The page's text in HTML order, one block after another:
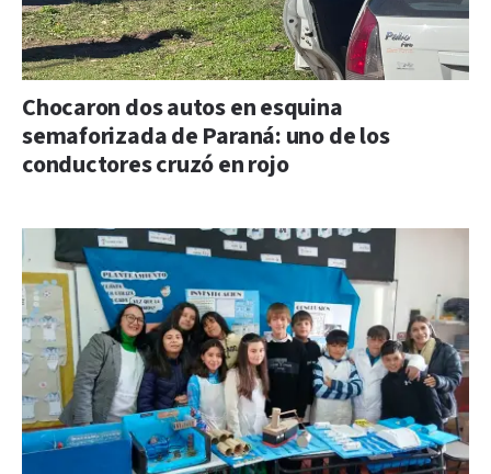
Chocaron dos autos en esquina
semaforizada de Paraná: uno de los
conductores cruzó en rojo